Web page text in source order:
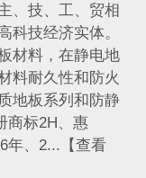
、技、工、贸相
科技经济实体。
材料，在静电地
料耐久性和防火
地板系列和防静
商标2H、惠
年、2...【查看